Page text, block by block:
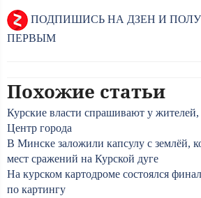
ПОДПИШИСЬ НА ДЗЕН И
ПЕРВЫМ
Похожие статьи
Курские власти спрашивают у
Центр города
В Минске заложили капсулу с землёй,
мест сражений на Курской дуге
На курском картодроме состоялся
по картингу